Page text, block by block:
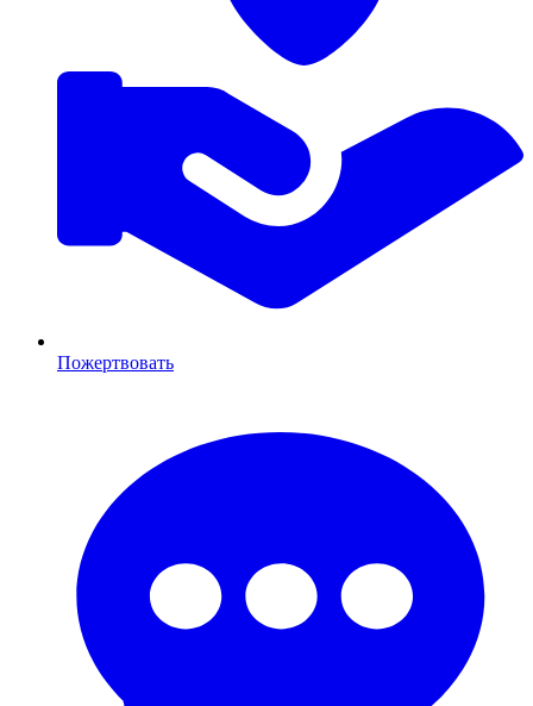
Пожертвовать